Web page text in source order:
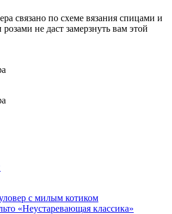
связано по схеме вязания спицами и
не даст замерзнуть вам этой
с милым котиком
«Неустаревающая классика»